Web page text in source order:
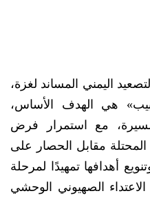
اليمني المساند لغزة،
هي الهدف الأساس،
مع استمرار فرض
مقابل الحصار على
أهدافها تمهيدًا لمرحلة
الصهيوني الوحشي